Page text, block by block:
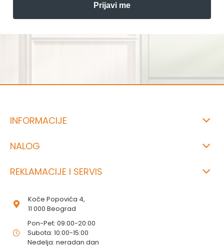
Prijavi me
INFORMACIJE
NALOG
REKLAMACIJE I SERVIS
Koče Popovića 4,
11 000 Beograd
Pon-Pet: 09:00-20:00
Subota: 10:00-15:00
Nedelja: neradan dan